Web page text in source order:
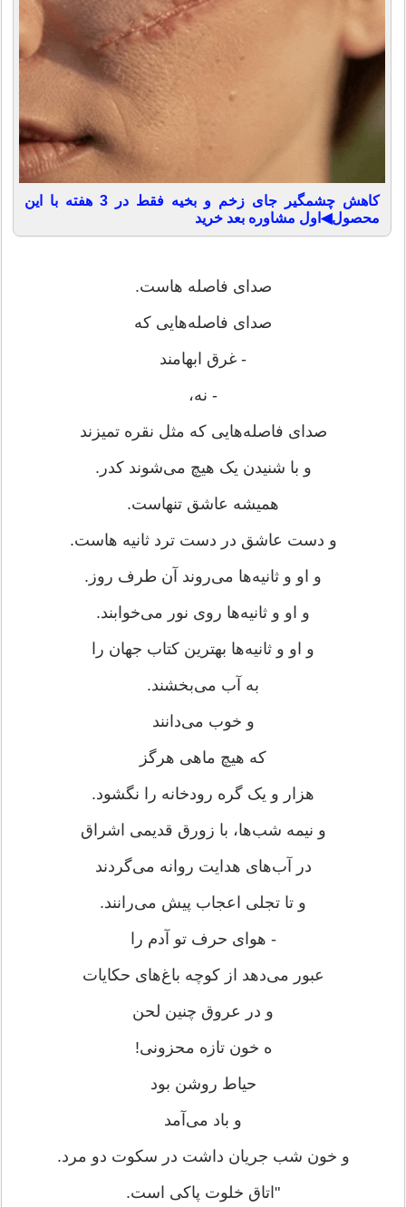
کاهش چشمگیر جای زخم و بخیه فقط در 3 هفته با این
محصول◀اول مشاوره بعد خرید
صدای فاصله هاست.
صدای فاصله‌هایی که
- غرق ابهامند
- نه،
صدای فاصله‌هایی که مثل نقره تمیزند
و با شنیدن یک هیچ می‌شوند کدر.
همیشه عاشق تنهاست.
و دست عاشق در دست ترد ثانیه هاست.
و او و ثانیه‌ها می‌روند آن طرف روز.
و او و ثانیه‌ها روی نور می‌خوابند.
و او و ثانیه‌ها بهترین کتاب جهان را
به آب می‌بخشند.
و خوب می‌دانند
که هیچ ماهی هرگز
هزار و یک گره رودخانه را نگشود.
و نیمه شب‌ها، با زورق قدیمی اشراق
در آب‌های هدایت روانه می‌گردند
و تا تجلی اعجاب پیش می‌رانند.
- هوای حرف تو آدم را
عبور می‌دهد از کوچه باغ‌های حکایات
و در عروق چنین لحن
ه خون تازه محزونی!
حیاط روشن بود
و باد می‌آمد
و خون شب جریان داشت در سکوت دو مرد.
"اتاق خلوت پاکی است.